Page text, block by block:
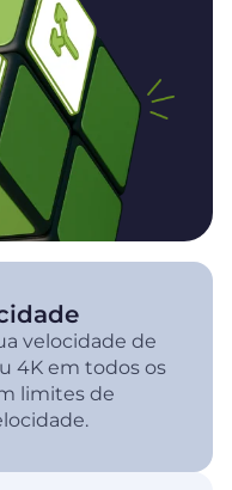
velocidade de
4K em todos os
limites de